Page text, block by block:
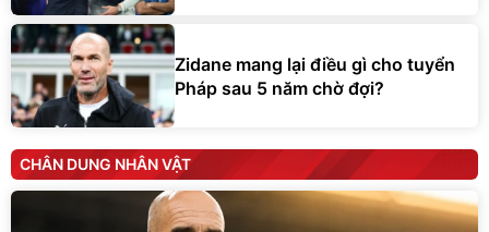
Zidane mang lại điều gì cho tuyển
Pháp sau 5 năm chờ đợi?
CHÂN DUNG NHÂN VẬT